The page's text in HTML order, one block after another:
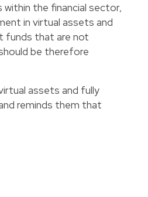
the financial sector,
in virtual assets and
funds that are not
be therefore
assets and fully
reminds them that